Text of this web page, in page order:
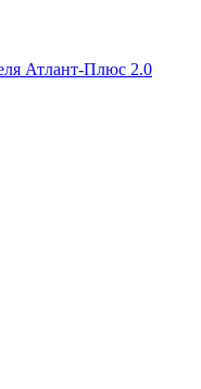
Атлант-Плюс 2.0